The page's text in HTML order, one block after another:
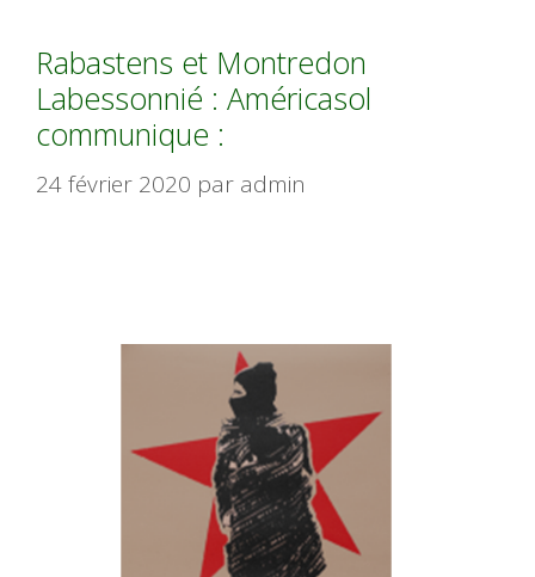
Rabastens et Montredon
Labessonnié : Américasol
communique :
24 février 2020 par admin